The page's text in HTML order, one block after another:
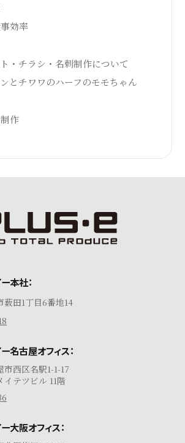
効率
・チラシ・名刺制作について
とチワワのハーフのモモちゃん
作
本社：
薮田1丁目6番地14
名古屋オフィス：
市西区名駅1-1-17
イテツビル 11階
大阪オフィス：